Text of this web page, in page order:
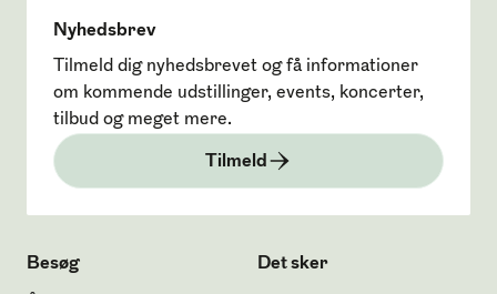
Nyhedsbrev
Tilmeld dig nyhedsbrevet og få informationer
om kommende udstillinger, events, koncerter,
tilbud og meget mere.
Tilmeld
Besøg Det sker